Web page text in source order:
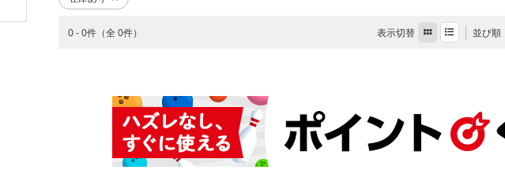
0 - 0件（全 0件） 表示切替 並び順